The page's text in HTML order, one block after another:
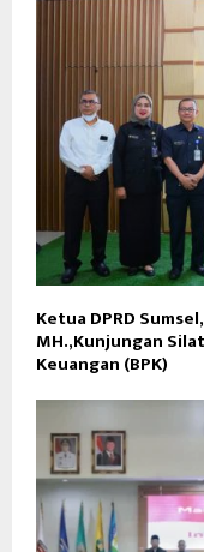
Ketua DPRD
MH.,Kunjungan
Keuangan (BPK)